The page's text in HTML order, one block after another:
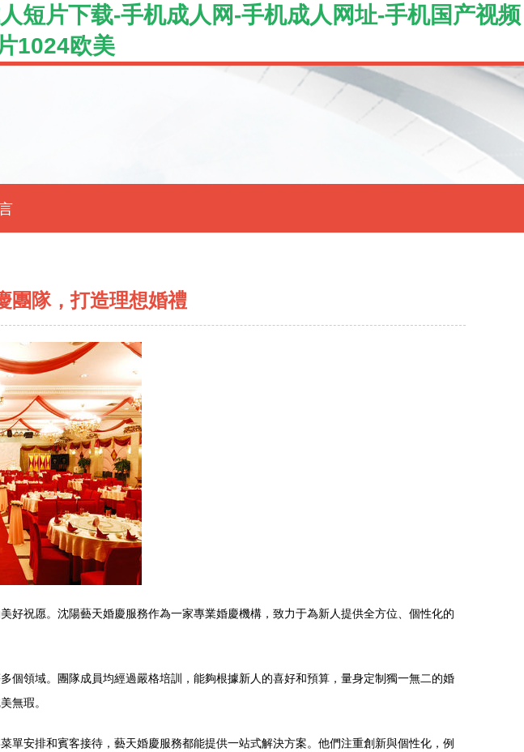
短片下载-手机成人网-手机成人网址-手机国产视频
1024欧美
團隊，打造理想婚禮
祝愿。沈陽藝天婚慶服務作為一家專業婚慶機構，致力于為新人提供全方位、個性化的
領域。團隊成員均經過嚴格培訓，能夠根據新人的喜好和預算，量身定制獨一無二的婚
無瑕。
安排和賓客接待，藝天婚慶服務都能提供一站式解決方案。他們注重創新與個性化，例